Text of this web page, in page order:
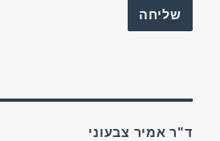
ד"ר אמיר צבעוני